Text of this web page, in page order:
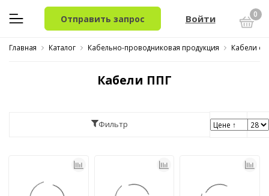
Отправить запрос Войти 0
Главная Каталог Кабельно-проводниковая продукция Кабели
Кабели ППГ
Фильтр